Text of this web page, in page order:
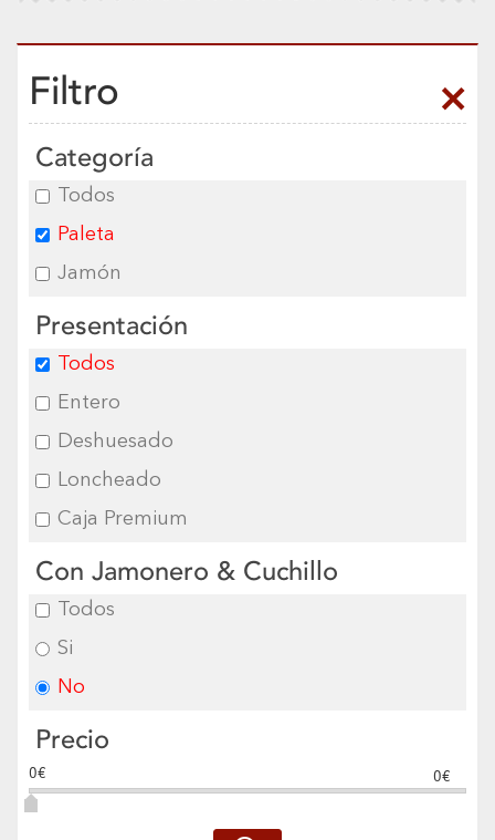
Filtro
Categoría
Todos
Paleta
Jamón
Presentación
Todos
Entero
Deshuesado
Loncheado
Caja Premium
Con Jamonero & Cuchillo
Todos
Si
No
Precio
0€ 0€